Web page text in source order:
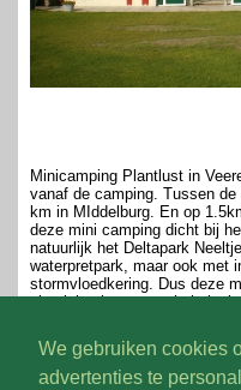
We gebruiken cookies
advertenties te
Minicamping Plantlust in
vanaf de camping. Tussen
km in MIddelburg. En op
deze mini camping dicht bij
natuurlijk het Deltapark
waterpretpark, maar ook met
stormvloedkering. Dus deze
uitvalsbasis om een hele
Wilt u meer weten over
Bezoek dan eens de